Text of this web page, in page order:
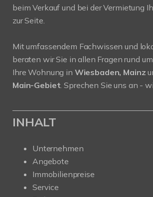
beim Verkauf und bei der Vermietung
zur Seite.
Mit umfassendem Fachwissen und
beraten wir Sie in allen Fragen rund
Ihre Wohnung in Wiesbaden, Mainz
Main-Gebiet . Sprechen Sie uns an -
INHALT
Unternehmen
Angebote
Immobilienpreise
Service